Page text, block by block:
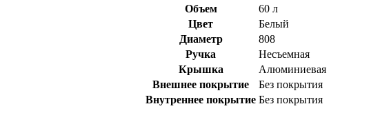
Объем
60 л
Цвет
Белый
Диаметр
808
Ручка
Несъемная
Крышка
Алюминиевая
Внешнее покрытие
Без покрытия
Внутреннее покрытие Без покрытия